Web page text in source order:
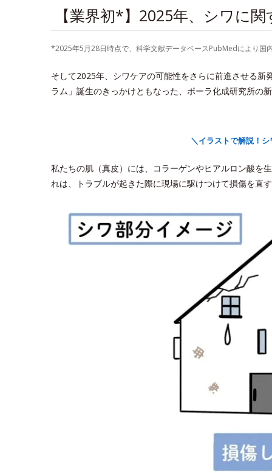
【業界初*】2025年、シワに
*2025年5月28日時点で、科学文献データベースPubMedにより国
そして2025年、シワケアの可能性をさらに前進させる
ラム」誕生のきっかけともなった、ポーラ化成研究所の
＼イラストで解説！
私たちの肌（真皮）には、コラーゲンやヒアルロン酸を
れは、トラブルが起きた際に現場に駆けつけて損傷を直す